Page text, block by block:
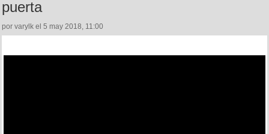
puerta
por varylk el 5 may 2018, 11:00